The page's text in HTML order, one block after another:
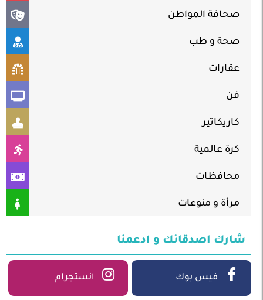
صحافة المواطن
صحة و طب
عقارات
فن
كاريكاتير
كرة عالمية
محافظات
مرأة و منوعات
شارك اصدقائك و ادعمنا
فيس بوك انستجرام